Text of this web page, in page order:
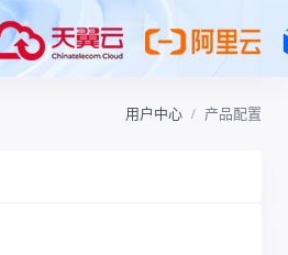
用户中心 产品配置